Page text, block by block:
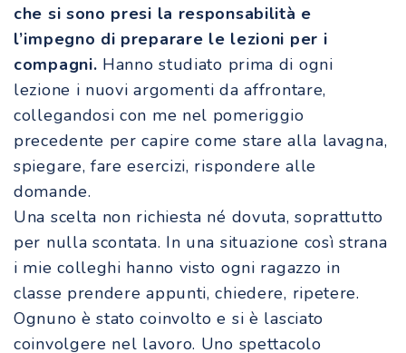
che si sono presi la responsabilità e
l’impegno di preparare le lezioni per i
compagni. Hanno studiato prima di ogni
lezione i nuovi argomenti da affrontare,
collegandosi con me nel pomeriggio
precedente per capire come stare alla lavagna,
spiegare, fare esercizi, rispondere alle
domande.
Una scelta non richiesta né dovuta, soprattutto
per nulla scontata. In una situazione così strana
i mie colleghi hanno visto ogni ragazzo in
classe prendere appunti, chiedere, ripetere.
Ognuno è stato coinvolto e si è lasciato
coinvolgere nel lavoro. Uno spettacolo